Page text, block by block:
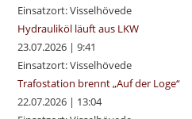
Einsatzort: Visselhövede
Hydrauliköl läuft aus LKW
23.07.2026 |9:41
Einsatzort: Visselhövede
Trafostation brennt „Auf der Loge“
22.07.2026 | 13:04